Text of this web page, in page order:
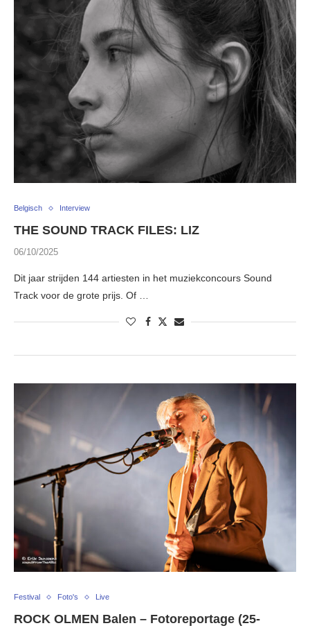
Belgisch Interview
THE SOUND TRACK FILES: LIZ
06/10/2025
Dit jaar strijden 144 artiesten in het muziekconcours Sound
Track voor de grote prijs. Of …
Festival Foto's Live
ROCK OLMEN Balen – Fotoreportage (25-